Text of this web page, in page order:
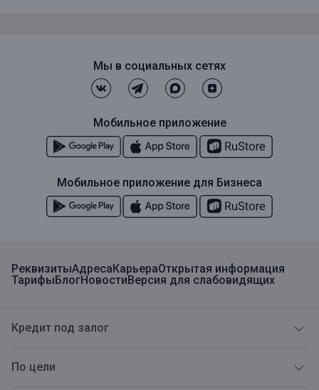
РеквизитыАдресаКарьераОткрытая информация
ТарифыБлогНовостиВерсия для слабовидящих
Кредит под залог
По цели
Мы в социальных сетях
Мобильное приложение
Мобильное приложение для Бизнеса